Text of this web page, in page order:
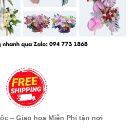
– Giao hoa Miễn Phí tận nơi